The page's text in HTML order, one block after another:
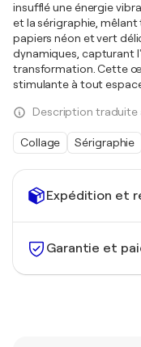
Expédition et
Garantie et
insufflé une énergie
et la sérigraphie,
papiers néon et vert
dynamiques, capturant
transformation. Cette
stimulante à tout
Description
Collage Sérigraphie